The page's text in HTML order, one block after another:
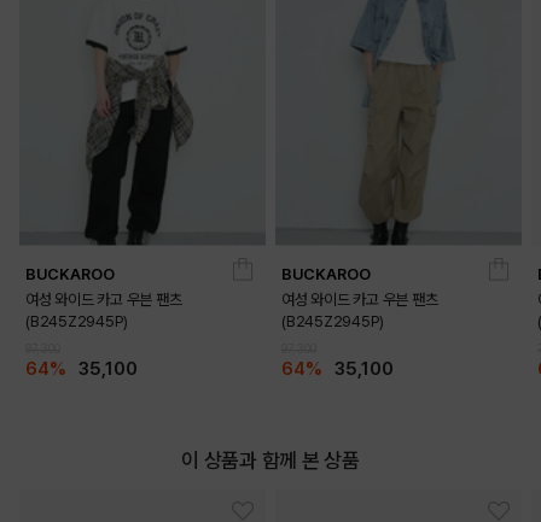
BUCKAROO
여성 와이드 카고 우븐 팬츠
(B245Z2945P)
64% 35,100
BUCKAROO
여성 와이드 카고 우븐 팬츠
(B245Z2945P)
64% 35,100
이 상품과 함께 본 상품